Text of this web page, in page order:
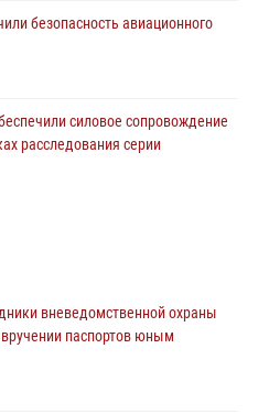
безопасность авиационного
силовое сопровождение
расследования серии
ОМОН и СОБР Росгвардии
причастных к мошенничеству
вневедомственной охраны
паспортов юным